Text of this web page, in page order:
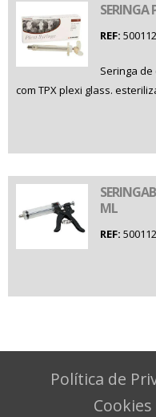
SERINGA
REF:
Seringa
com TPX plexi glass.
ML
REF:
Política de
Cookies